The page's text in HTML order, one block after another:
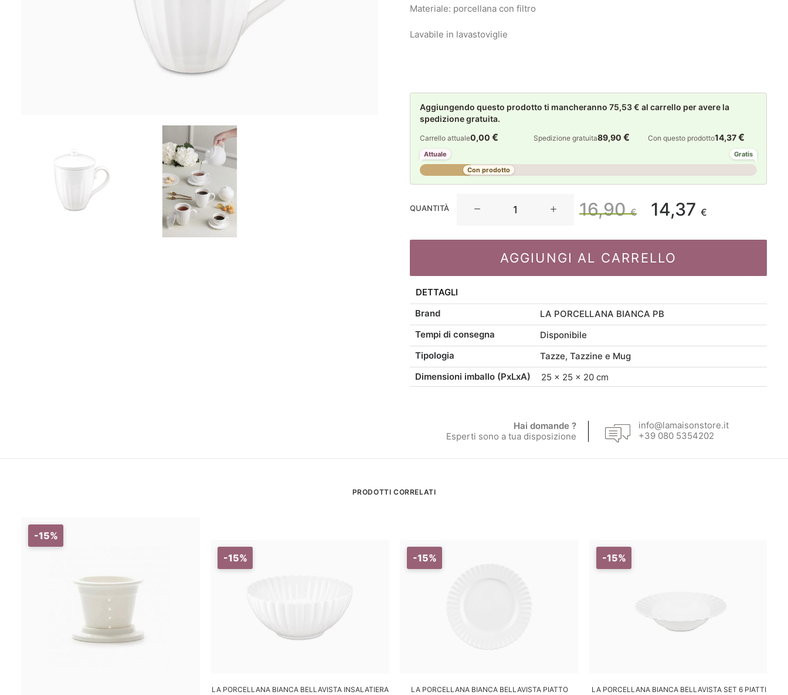
Materiale: porcellana con filtro
Lavabile in lavastoviglie
Aggiungendo questo prodotto ti mancheranno 75,53 € al carrello per avere la
spedizione gratuita.
Carrello attuale0,00 € Spedizione gratuita89,90€ Con questo prodotto14,37€
Attuale
Gratis
Con prodotto
QUANTITÀ
Bellavista
16,90€
prezzo
era:
14,37 €
prezzo
è:
AGGIUNGI AL CARRELLO
DETTAGLI
Brand
LA PORCELLANA BIANCA PB
Tempi di consegna
Disponibile
Tipologia
Tazze, Tazzine e Mug
Dimensioni imballo (PxLxA)
25 × 25 × 20 cm
Hai domande ?
Esperti sono a tua disposizione
info@lamaisonstore.it
+39 080 5354202
PRODOTTI CORRELATI
-15%
-15%
AGGIUNGI AL CARRELLO
LA PORCELLANA BIANCA BELLAVISTA INSALATIERA
-15%
AGGIUNGI AL CARRELLO
LA PORCELLANA BIANCA BELLAVISTA PIATTO
-15%
AGGIUNGI AL CARRELLO
LA PORCELLANA BIANCA BELLAVISTA SET 6 PIATTI